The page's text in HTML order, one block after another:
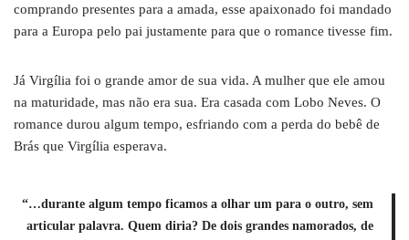
comprando presentes para a amada, esse apaixonado foi mandado
para a Europa pelo pai justamente para que o romance tivesse fim.
Já Virgília foi o grande amor de sua vida. A mulher que ele amou
na maturidade, mas não era sua. Era casada com Lobo Neves. O
romance durou algum tempo, esfriando com a perda do bebê de
Brás que Virgília esperava.
“…durante algum tempo ficamos a olhar um para o outro, sem
articular palavra. Quem diria? De dois grandes namorados, de